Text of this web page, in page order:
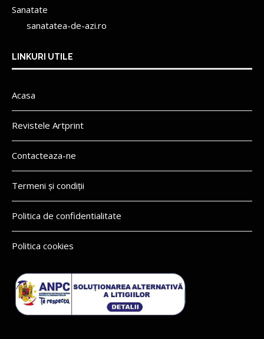
Sanatate
sanatatea-de-azi.ro
LINKURI UTILE
Acasa
Revistele Artprint
Contacteaza-ne
Termeni și condiții
Politica de confidentialitate
Politica cookies